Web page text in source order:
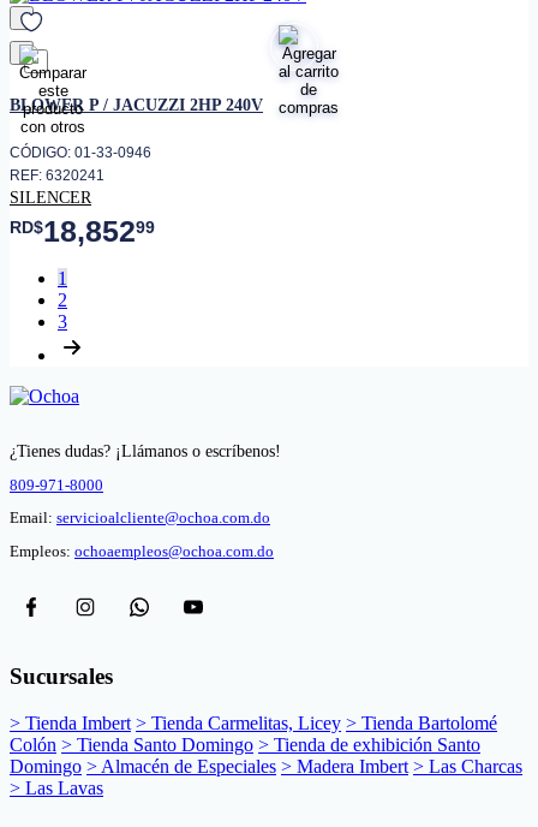
favorito
BLOWER P / JACUZZI 2HP 240V
CÓDIGO: 01-33-0946
REF: 6320241
SILENCER
RD$18,85299
1
2
3
¿Tienes dudas? ¡Llámanos o escríbenos!
809-971-8000
Email: servicioalcliente@ochoa.com.do
Empleos: ochoaempleos@ochoa.com.do
Sucursales
> Tienda Imbert > Tienda Carmelitas, Licey > Tienda Bartolomé
Colón > Tienda Santo Domingo > Tienda de exhibición Santo
Domingo > Almacén de Especiales > Madera Imbert > Las Charcas
> Las Lavas